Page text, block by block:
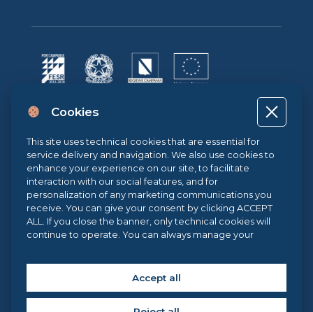
Project co-financed by the European Union, the Italian government
FABBRICA DIGITALE / THE DIGITAL FACTORY
Sistema di Gestione Qualità UNI EN ISO 9001:2015
Cookies
This site uses technical cookies that are essential for
service delivery and navigation. We also use cookies to
enhance your experience on our site, to facilitate
interaction with our social features, and for
personalization of any marketing communications you
receive. You can give your consent by clicking ACCEPT
ALL. If you close the banner, only technical cookies will
continue to operate. You can always manage your
Accept all